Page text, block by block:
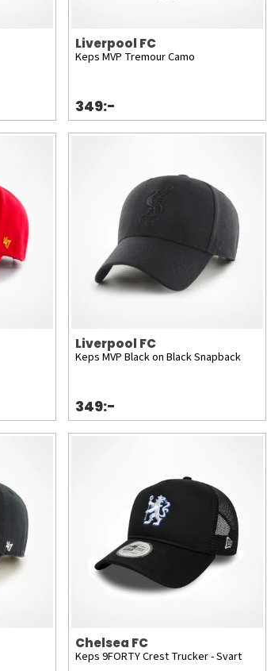
Liverpool FC
Keps MVP Tremour Camo
349:-
Liverpool FC
Keps MVP Black on Black Snapback
349:-
Chelsea FC
Keps 9FORTY Crest Trucker - Svart